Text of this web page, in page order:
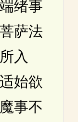
绪事
萨法
入
始欲
事不